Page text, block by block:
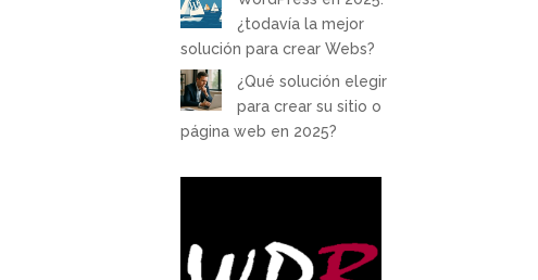
¿todavía la mejor
solución para crear Webs?
¿Qué solución elegir
para crear su sitio o
página web en 2025?